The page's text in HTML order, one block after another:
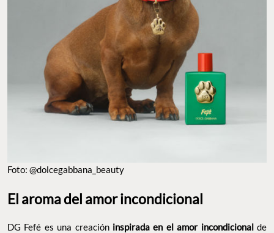
Foto: @dolcegabbana_beauty
El aroma del amor incondicional
DG Fefé es una creación inspirada en el amor incondicionalde